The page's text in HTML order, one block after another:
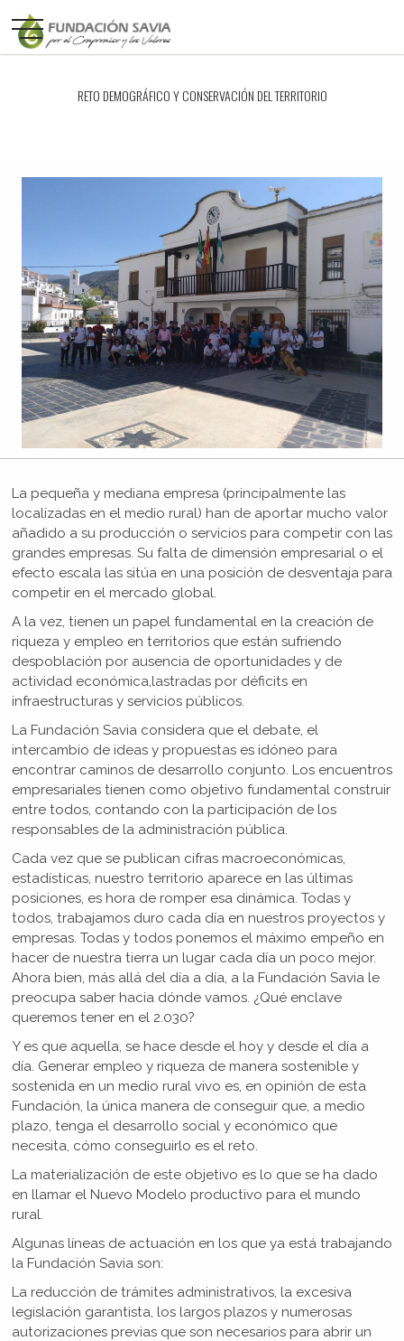
RETO DEMOGRÁFICO Y CONSERVACIÓN DEL TERRITORIO
La pequeña y mediana empresa (principalmente las
localizadas en el medio rural) han de aportar mucho valor
añadido a su producción o servicios para competir con las
grandes empresas. Su falta de dimensión empresarial o el
efecto escala las sitúa en una posición de desventaja para
competir en el mercado global.
A la vez, tienen un papel fundamental en la creación de
riqueza y empleo en territorios que están sufriendo
despoblación por ausencia de oportunidades y de
actividad económica,lastradas por déficits en
infraestructuras y servicios públicos.
La Fundación Savia considera que el debate, el
intercambio de ideas y propuestas es idóneo para
encontrar caminos de desarrollo conjunto. Los encuentros
empresariales tienen como objetivo fundamental construir
entre todos, contando con la participación de los
responsables de la administración pública.
Cada vez que se publican cifras macroeconómicas,
estadísticas, nuestro territorio aparece en las últimas
posiciones, es hora de romper esa dinámica. Todas y
todos, trabajamos duro cada día en nuestros proyectos y
empresas. Todas y todos ponemos el máximo empeño en
hacer de nuestra tierra un lugar cada día un poco mejor.
Ahora bien, más allá del día a día, a la Fundación Savia le
preocupa saber hacia dónde vamos. ¿Qué enclave
queremos tener en el 2.030?
Y es que aquella, se hace desde el hoy y desde el día a
día. Generar empleo y riqueza de manera sostenible y
sostenida en un medio rural vivo es, en opinión de esta
Fundación, la única manera de conseguir que, a medio
plazo, tenga el desarrollo social y económico que
necesita, cómo conseguirlo es el reto.
La materialización de este objetivo es lo que se ha dado
en llamar el Nuevo Modelo productivo para el mundo
rural.
Algunas líneas de actuación en los que ya está trabajando
la Fundación Savia son:
La reducción de trámites administrativos, la excesiva
legislación garantista, los largos plazos y numerosas
autorizaciones previas que son necesarios para abrir un